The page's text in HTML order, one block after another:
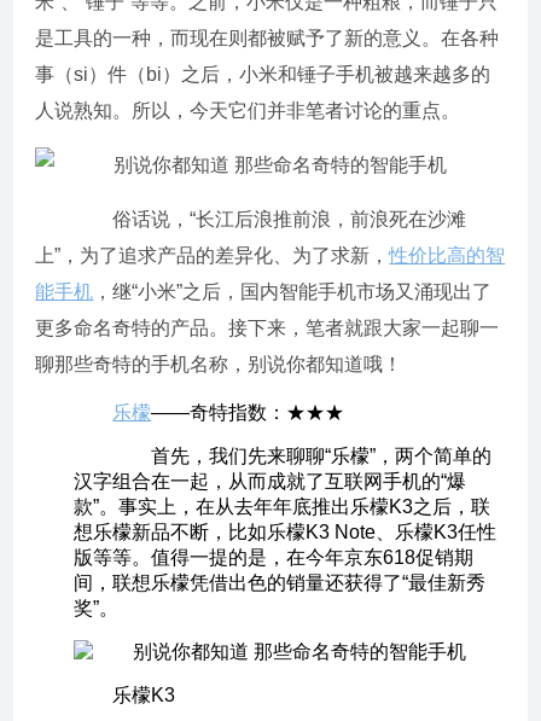
是工具的一种，而现在则都被赋予了新的意义。在各种
事（si）件（bi）之后，小米和锤子手机被越来越多的
人说熟知。所以，今天它们并非笔者讨论的重点。
俗话说，“长江后浪推前浪，前浪死在沙滩
上”，为了追求产品的差异化、为了求新，性价比高的智
能手机 ，继“小米”之后，国内智能手机市场又涌现出了
更多命名奇特的产品。接下来，笔者就跟大家一起聊一
聊那些奇特的手机名称，别说你都知道哦！
乐檬——奇特指数：★★★
首先，我们先来聊聊“乐檬”，两个简单的
汉字组合在一起，从而成就了互联网手机的“爆
款”。事实上，在从去年年底推出乐檬K3之后，联
想乐檬新品不断，比如乐檬K3 Note、乐檬K3任性
版等等。值得一提的是，在今年京东618促销期
间，联想乐檬凭借出色的销量还获得了“最佳新秀
奖”。
乐檬K3